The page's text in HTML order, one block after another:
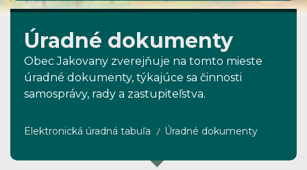
Úradné dokumenty
Obec Jakovany zverejňuje na tomto mieste
úradné dokumenty, týkajúce sa činnosti
samosprávy, rady a zastupiteľstva.
Elektronická úradná tabuľa Úradné dokumenty